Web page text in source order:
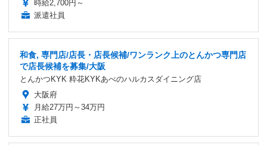
時給2,700円～
派遣社員
和食, 専門店/店長・店長候補/ワンランク上のとんかつ専門店
で店長候補を募集/大阪
とんかつKYK 粋花KYKあべのハルカスダイニング店
大阪府
月給27万円～34万円
正社員